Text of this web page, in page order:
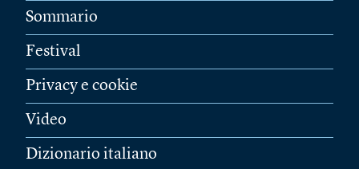
Sommario
Festival
Privacy e cookie
Video
Dizionario italiano